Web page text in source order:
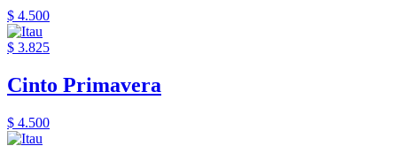
$ 4.500
$ 3.825
Cinto Primavera
$ 4.500